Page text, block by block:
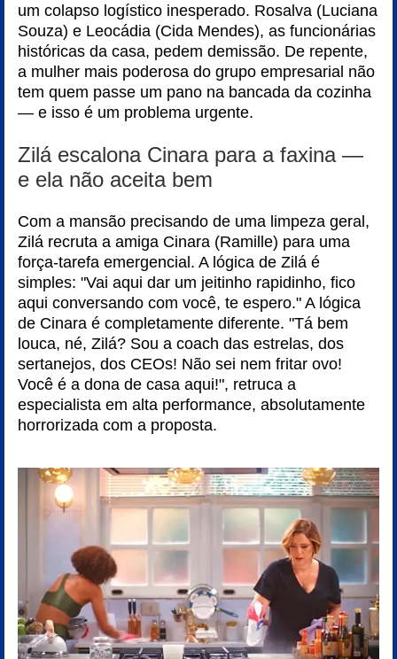
um colapso logístico inesperado. Rosalva (Luciana
Souza) e Leocádia (Cida Mendes), as funcionárias
históricas da casa, pedem demissão. De repente,
a mulher mais poderosa do grupo empresarial não
tem quem passe um pano na bancada da cozinha
— e isso é um problema urgente.
Zilá escalona Cinara para a faxina —
e ela não aceita bem
Com a mansão precisando de uma limpeza geral,
Zilá recruta a amiga Cinara (Ramille) para uma
força-tarefa emergencial. A lógica de Zilá é
simples: "Vai aqui dar um jeitinho rapidinho, fico
aqui conversando com você, te espero." A lógica
de Cinara é completamente diferente. "Tá bem
louca, né, Zilá? Sou a coach das estrelas, dos
sertanejos, dos CEOs! Não sei nem fritar ovo!
Você é a dona de casa aqui!", retruca a
especialista em alta performance, absolutamente
horrorizada com a proposta.